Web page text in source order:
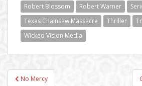
Robert Blossom
Robert Warner
Texas Chainsaw Massacre
Thriller
Wicked Vision Media
Beitragsnavigation
No Mercy